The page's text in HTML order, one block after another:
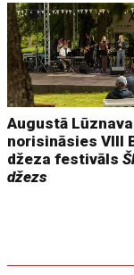
Augustā
norisināsies VIII
džeza festivāls
džezs